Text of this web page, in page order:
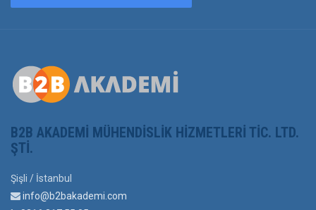
B2B AKADEMI MÜHENDISLIK HIZMETLERI TIC. LTD.
ŞTI.
Şişli / İstanbul
info@b2bakademi.com